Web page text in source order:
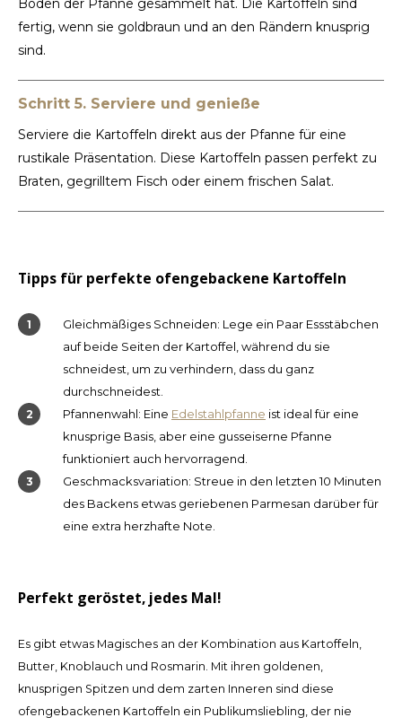
Boden der Pfanne gesammelt hat. Die Kartoffeln sind
fertig, wenn sie goldbraun und an den Rändern knusprig
sind.
Schritt 5. Serviere und genieße
Serviere die Kartoffeln direkt aus der Pfanne für eine
rustikale Präsentation. Diese Kartoffeln passen perfekt zu
Braten, gegrilltem Fisch oder einem frischen Salat.
Tipps für perfekte ofengebackene Kartoffeln
Gleichmäßiges Schneiden: Lege ein Paar Essstäbchen
auf beide Seiten der Kartoffel, während du sie
schneidest, um zu verhindern, dass du ganz
durchschneidest.
Pfannenwahl: Eine Edelstahlpfanne ist ideal für eine
knusprige Basis, aber eine gusseiserne Pfanne
funktioniert auch hervorragend.
Geschmacksvariation: Streue in den letzten 10 Minuten
des Backens etwas geriebenen Parmesan darüber für
eine extra herzhafte Note.
Perfekt geröstet, jedes Mal!
Es gibt etwas Magisches an der Kombination aus Kartoffeln,
Butter, Knoblauch und Rosmarin. Mit ihren goldenen,
knusprigen Spitzen und dem zarten Inneren sind diese
ofengebackenen Kartoffeln ein Publikumsliebling, der nie